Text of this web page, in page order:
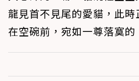
龍見首不見尾的愛貓，此
在空碗前，宛如一尊落寞的